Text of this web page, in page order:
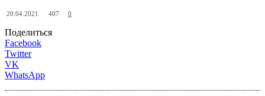
20.04.2021 407 0
Поделиться
Facebook
Twitter
VK
WhatsApp